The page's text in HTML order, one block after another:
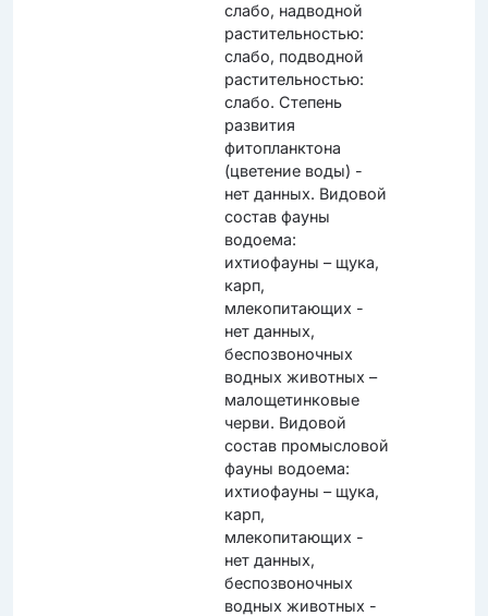
слабо, надводной
растительностью:
слабо, подводной
растительностью:
слабо. Степень
развития
фитопланктона
(цветение воды) -
нет данных. Видовой
состав фауны
водоема:
ихтиофауны – щука,
карп,
млекопитающих -
нет данных,
беспозвоночных
водных животных –
малощетинковые
черви. Видовой
состав промысловой
фауны водоема:
ихтиофауны – щука,
карп,
млекопитающих -
нет данных,
беспозвоночных
водных животных -